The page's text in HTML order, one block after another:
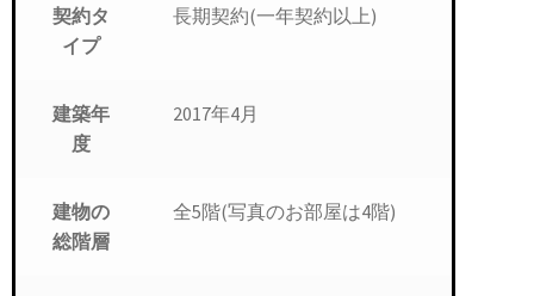
契約タ
イプ
長期契約(一年契約以上)
建築年
度
2017年4月
建物の
総階層
全5階(写真のお部屋は4階)